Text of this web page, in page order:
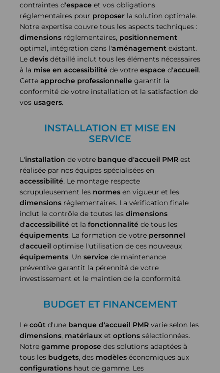
contraintes d'espace et vos obligations
réglementaires pour proposer la solution optimale.
Notre expertise couvre tous les aspects techniques :
dimensions réglementaires, positionnement
optimal, intégration dans l'aménagement existant.
Le devis détaillé inclut tous les éléments nécessaires
à la mise en accessibilité de votre espace d'accueil.
Cette approche professionnelle garantit la
conformité de votre installation et la satisfaction de
vos usagers.
INSTALLATION ET MISE EN
SERVICE
L'installation de votre banque d'accueil PMR est
réalisée par nos équipes spécialisées en
accessibilité. Le montage respecte
scrupuleusement les normes en vigueur et les
dimensions réglementaires. La vérification finale
inclut le contrôle de toutes les dimensions
d'accessibilité et la fonctionnalité de tous les
équipements. La formation de votre personnel
d'accueil optimise l'utilisation de ces nouveaux
équipements. Un service de maintenance
préventive garantit la pérennité de votre
investissement et le maintien de la conformité.
BUDGET ET FINANCEMENT
Le coût d'une banque d'accueil PMR varie selon les
dimensions, matériaux et options sélectionnées.
Notre gamme propose des solutions adaptées à
tous les budgets, des modèles économiques aux
configurations haut de gamme. Les